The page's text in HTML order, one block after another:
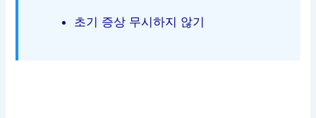
초기 증상 무시하지 않기